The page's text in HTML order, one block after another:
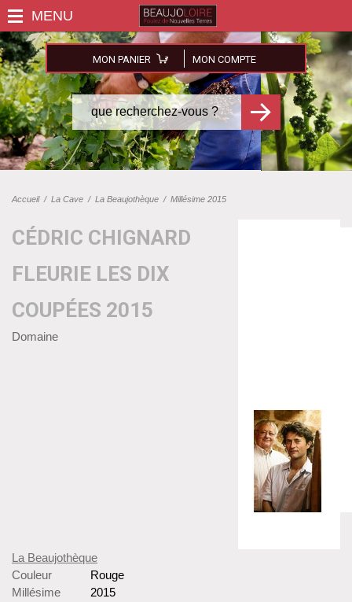
MON PANIER MON COMPTE
Accueil/ La Cave / La Beaujothèque / Millésime 2015
CÉDRIC CHIGNARD
FLEURIE LES DIX
COUPÉES 2015
Domaine
La Beaujothèque
Couleur
Rouge
Millésime
2015